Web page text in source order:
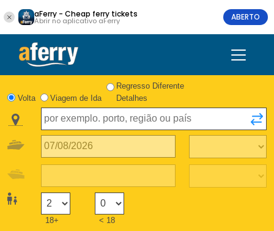
aFerry - Cheap ferry tickets
Abrir no aplicativo aFerry ABERTO
Volta Viagem de Ida
Regresso Diferente
Detalhes
18+ < 18